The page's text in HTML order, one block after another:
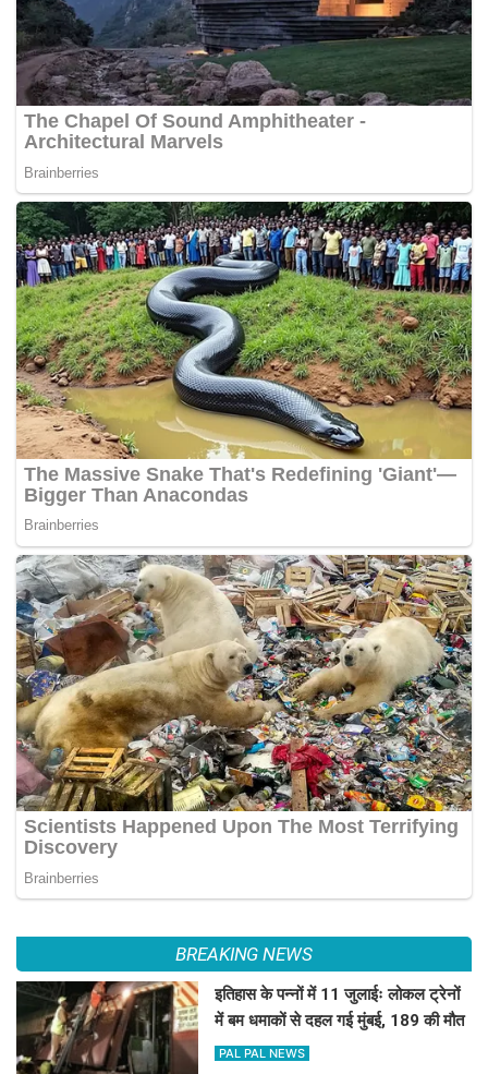
BREAKING NEWS
इतिहास के पन्नों में 11 जुलाईः लोकल ट्रेनों
में बम धमाकों से दहल गई मुंबई, 189 की मौत
PAL PAL NEWS